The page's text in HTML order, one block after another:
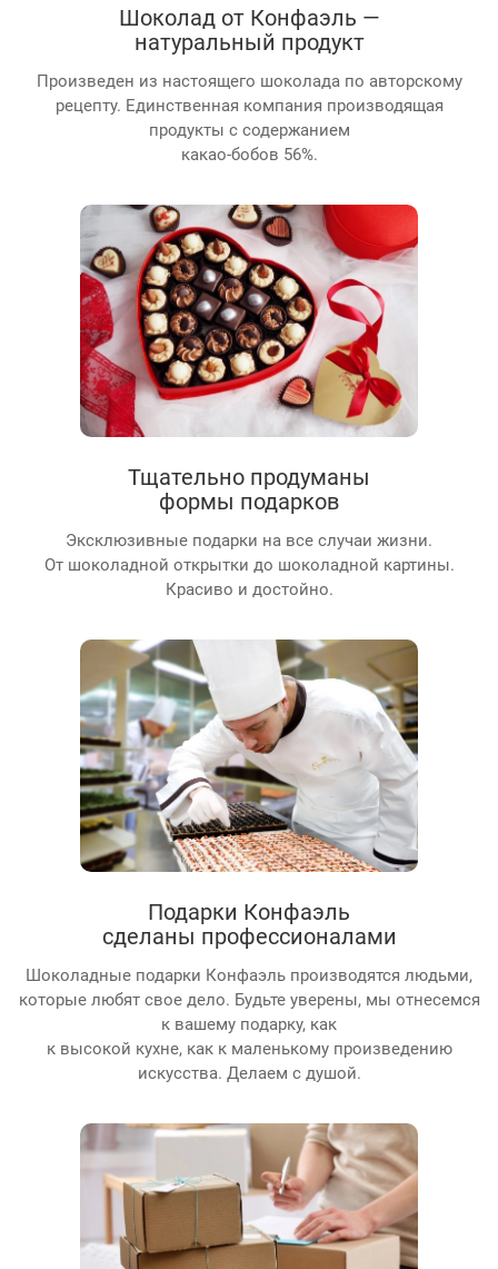
Шоколад от Конфаэль —
натуральный продукт
Произведен из настоящего шоколада по авторскому
рецепту. Единственная компания производящая
продукты с содержанием
какао-бобов 56%.
Тщательно продуманы
формы подарков
Эксклюзивные подарки на все случаи жизни.
От шоколадной открытки до шоколадной картины.
Красиво и достойно.
Подарки Конфаэль
сделаны профессионалами
Шоколадные подарки Конфаэль производятся людьми,
которые любят свое дело. Будьте уверены, мы отнесемся
к вашему подарку, как
к высокой кухне, как к маленькому произведению
искусства. Делаем с душой.